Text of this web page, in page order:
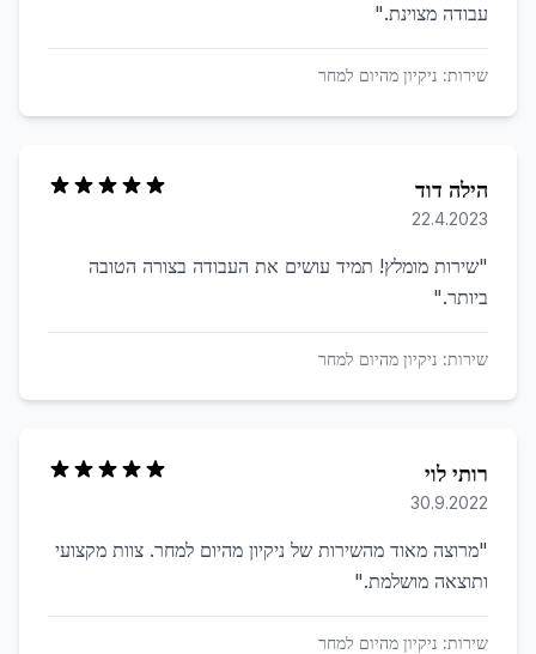
עבודה מצוינת."
שירות: ניקיון מהיום למחר
הילה דוד
22.4.2023
"שירות מומלץ! תמיד עושים את העבודה בצורה הטובה
ביותר."
שירות: ניקיון מהיום למחר
רותי לוי
30.9.2022
"מרוצה מאוד מהשירות של ניקיון מהיום למחר. צוות מקצועי
ותוצאה מושלמת."
שירות: ניקיון מהיום למחר